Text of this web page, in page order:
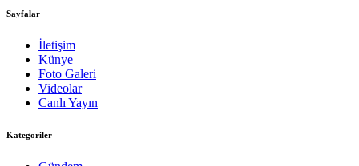
Sayfalar
İletişim
Künye
Foto Galeri
Videolar
Canlı Yayın
Kategoriler